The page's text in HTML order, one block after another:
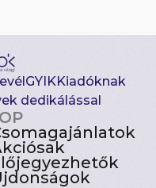
GYIKKiadóknak
dedikálással